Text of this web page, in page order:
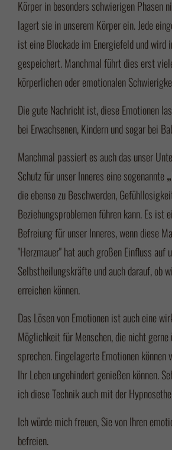
Körper in besonders schwierigen Phasen
lagert sie in unserem Körper ein. Jede
ist eine Blockade im Energiefeld und wird
gespeichert. Manchmal führt dies erst
körperlichen oder emotionalen
Die gute Nachricht ist, diese Emotionen
bei Erwachsenen, Kindern und sogar bei
Manchmal passiert es auch das unser
Schutz für unser Inneres eine sogenannte
die ebenso zu Beschwerden,
Beziehungsproblemen führen kann. Es ist
Befreiung für unser Inneres, wenn diese
"Herzmauer" hat auch großen Einfluss auf
Selbstheilungskräfte und auch darauf, ob
erreichen können.
Das Lösen von Emotionen ist auch eine
Möglichkeit für Menschen, die nicht gerne
sprechen. Eingelagerte Emotionen können
Ihr Leben ungehindert genießen können.
ich diese Technik auch mit der
Ich würde mich freuen, Sie von Ihren
befreien.